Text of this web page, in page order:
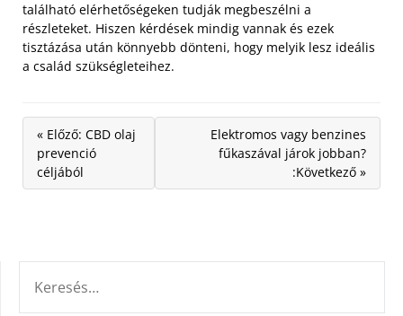
található elérhetőségeken tudják megbeszélni a
részleteket. Hiszen kérdések mindig vannak és ezek
tisztázása után könnyebb dönteni, hogy melyik lesz ideális
a család szükségleteihez.
« Előző: CBD olaj
prevenció
céljából
Elektromos vagy benzines
fűkaszával járok jobban?
:Következő »